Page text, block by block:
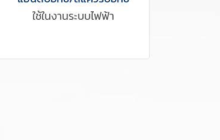
ใช้ในงานระบบไฟฟ้า